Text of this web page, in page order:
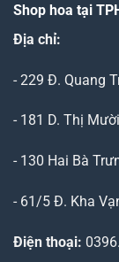
Shop hoa tại
Địa chỉ:
- 229 Đ. Quang
- 181 D. Thị
- 130 Hai Bà
- 61/5 Đ. Kha
Điện thoại: